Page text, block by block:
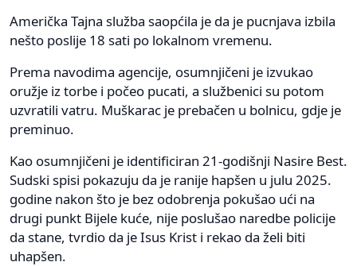
Američka Tajna služba saopćila je da je pucnjava izbila
nešto poslije 18 sati po lokalnom vremenu.
Prema navodima agencije, osumnjičeni je izvukao
oružje iz torbe i počeo pucati, a službenici su potom
uzvratili vatru. Muškarac je prebačen u bolnicu, gdje je
preminuo.
Kao osumnjičeni je identificiran 21-godišnji Nasire Best.
Sudski spisi pokazuju da je ranije hapšen u julu 2025.
godine nakon što je bez odobrenja pokušao ući na
drugi punkt Bijele kuće, nije poslušao naredbe policije
da stane, tvrdio da je Isus Krist i rekao da želi biti
uhapšen.